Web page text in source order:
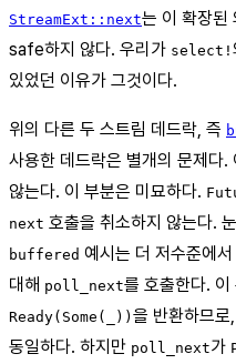
StreamExt::next는 이 확장된
safe하지 않다. 우리가 select!
있었던 이유가 그것이다.
위의 다른 두 스트림 데드락, 즉
사용한 데드락은 별개의 문제다.
않는다. 이 부분은 미묘하다.
next 호출을 취소하지 않는다.
buffered 예시는 더 저수준에
대해 poll_next를 호출한다.
Ready(Some(_)) 을 반환하므로
동일하다. 하지만 poll_next가